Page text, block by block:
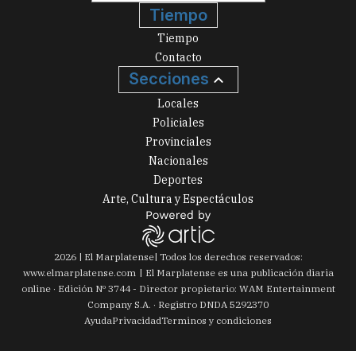
Tiempo
Tiempo
Contacto
Secciones
Locales
Policiales
Provinciales
Nacionales
Deportes
Arte, Cultura y Espectáculos
2026| El Marplatense| Todos los derechos reservados:
www.elmarplatense.com
El Marplatense es una publicación diaria
online · Edición Nº 3744- Director propietario: WAM Entertainment
Company S.A. · Registro DNDA 5292370
AyudaPrivacidadTerminos y condiciones